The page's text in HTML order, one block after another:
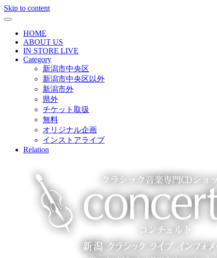
Skip to content
HOME
ABOUT US
IN STORE LIVE
Category
新潟市中央区
新潟市中央区以外
新潟市外
県外
チケット取扱
無料
オリジナル企画
インストアライブ
Relation